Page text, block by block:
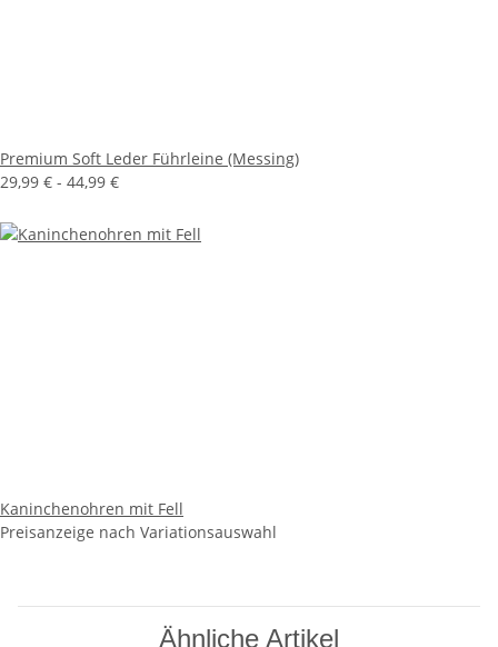
Premium Soft Leder Führleine (Messing)
29,99 € - 44,99 €
Kaninchenohren mit Fell
Preisanzeige nach Variationsauswahl
Ähnliche Artikel